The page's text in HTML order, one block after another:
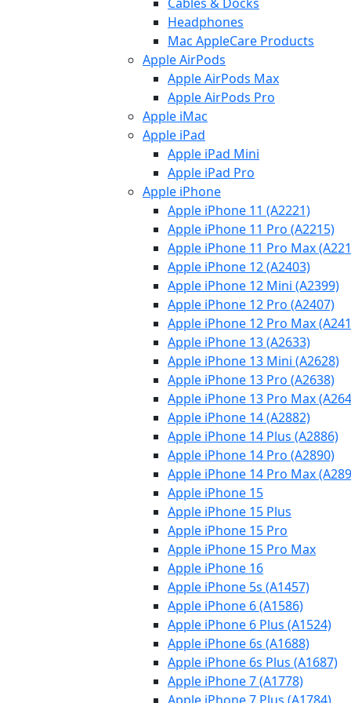
Headphones
Mac AppleCare Products
Apple AirPods
Apple AirPods Max
Apple AirPods Pro
Apple iMac
Apple iPad
Apple iPad Mini
Apple iPad Pro
Apple iPhone
Apple iPhone 11 (A2221)
Apple iPhone 11 Pro (A2215)
Apple iPhone 11 Pro Max
Apple iPhone 12 (A2403)
Apple iPhone 12 Mini (A2399)
Apple iPhone 12 Pro (A2407)
Apple iPhone 12 Pro Max
Apple iPhone 13 (A2633)
Apple iPhone 13 Mini (A2628)
Apple iPhone 13 Pro (A2638)
Apple iPhone 13 Pro Max
Apple iPhone 14 (A2882)
Apple iPhone 14 Plus (A2886)
Apple iPhone 14 Pro (A2890)
Apple iPhone 14 Pro Max
Apple iPhone 15
Apple iPhone 15 Plus
Apple iPhone 15 Pro
Apple iPhone 15 Pro Max
Apple iPhone 16
Apple iPhone 5s (A1457)
Apple iPhone 6 (A1586)
Apple iPhone 6 Plus (A1524)
Apple iPhone 6s (A1688)
Apple iPhone 6s Plus (A1687)
Apple iPhone 7 (A1778)